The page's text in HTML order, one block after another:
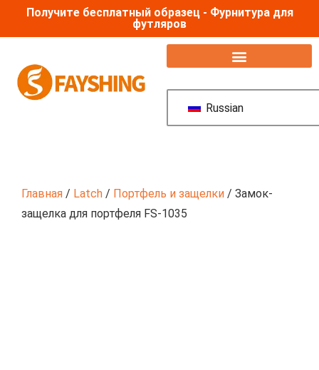
Получите бесплатный образец - Фурнитура для
футляров
Russian
Главная / Latch / Портфель и защелки / Замок-
защелка для портфеля FS-1035